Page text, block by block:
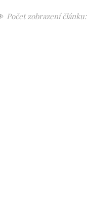
Počet zobrazení článku: